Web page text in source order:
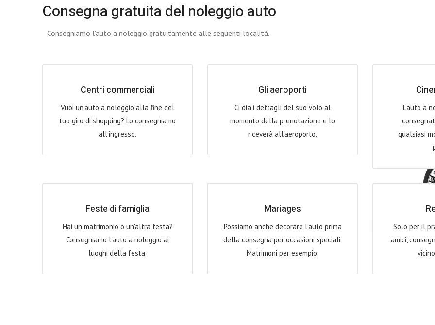
Consegna gratuita del noleggio auto
Consegniamo l'auto a noleggio gratuitamente alle seguenti località.
Centri commerciali
Vuoi un'auto a noleggio alla fine del
tuo giro di shopping? Lo consegniamo
all'ingresso.
Gli aeroporti
Ci dia i dettagli del suo volo al
momento della prenotazione e lo
riceverà all'aeroporto.
L'auto a
qualsiasi
Feste di famiglia
Hai un matrimonio o un'altra festa?
Consegniamo l'auto a noleggio ai
luoghi della festa.
Mariages
Possiamo anche decorare l'auto prima
della consegna per occasioni speciali.
Matrimoni per esempio.
Solo per il
amici,